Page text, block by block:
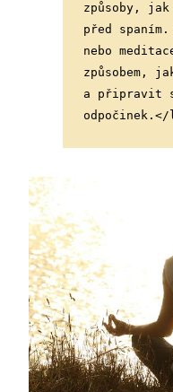
způsoby,
před
nebo
způsobem,
a připravit